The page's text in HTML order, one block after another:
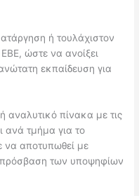
ή τουλάχιστον
ώστε να ανοίξει
εκπαίδευση για
αναλυτικό πίνακα με τις
ανά τμήμα για το
να αποτυπωθεί με
πρόσβαση των υποψηφίων